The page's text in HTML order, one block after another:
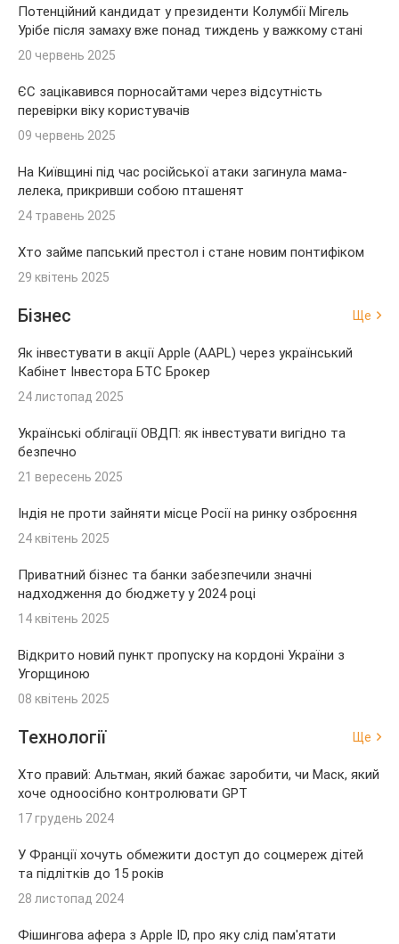
Потенційний кандидат у президенти Колумбії Мігель
Урібе після замаху вже понад тиждень у важкому стані
20 червень 2025
ЄС зацікавився порносайтами через відсутність
перевірки віку користувачів
09 червень 2025
На Київщині під час російської атаки загинула мама-
лелека, прикривши собою пташенят
24 травень 2025
Хто займе папський престол і стане новим понтифіком
29 квітень 2025
Бізнес Ще
Як інвестувати в акції Apple (AAPL) через український
Кабінет Інвестора БТС Брокер
24 листопад 2025
Українські облігації ОВДП: як інвестувати вигідно та
безпечно
21 вересень 2025
Індія не проти зайняти місце Росії на ринку озброєння
24 квітень 2025
Приватний бізнес та банки забезпечили значні
надходження до бюджету у 2024 році
14 квітень 2025
Відкрито новий пункт пропуску на кордоні України з
Угорщиною
08 квітень 2025
Технології Ще
Хто правий: Альтман, який бажає заробити, чи Маск, який
хоче одноосібно контролювати GPT
17 грудень 2024
У Франції хочуть обмежити доступ до соцмереж дітей
та підлітків до 15 років
28 листопад 2024
Фішингова афера з Apple ID, про яку слід пам'ятати